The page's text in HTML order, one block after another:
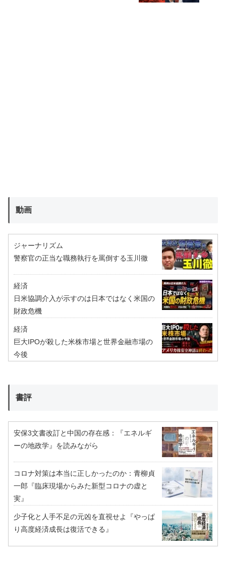
動画
ジャーナリズム
警察官の正当な職務執行を罵倒する玉川徹
経済
日米協調介入が示すのは日本ではなく米国の
財政危機
経済
巨大IPOが殺した米株市場と世界金融市場の
今後
書評
安保3文書改訂と中国の存在感：『エネルギ
ーの地政学』を読みながら
コロナ対策は本当に正しかったのか：青柳貞
一郎『臨床現場からみた新型コロナの虚と
実』
少子化と人手不足の元凶を直視せよ『やっぱ
り高度経済成長は復活できる』